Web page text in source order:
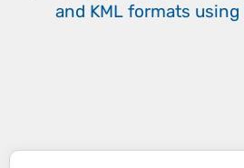
and KML formats using